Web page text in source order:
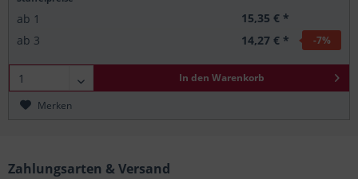
ab 1
15,35 € *
ab 3 14,27 € * -7%
In den Warenkorb
Merken
Zahlungsarten & Versand